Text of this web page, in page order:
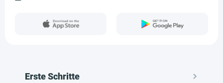
Erste Schritte